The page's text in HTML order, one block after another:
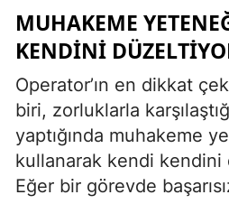
MUHAKEME
KENDINI
Operator’ın en dikkat
biri, zorluklarla
yaptığında muhakeme
kullanarak kendi kendini
Eğer bir görevde